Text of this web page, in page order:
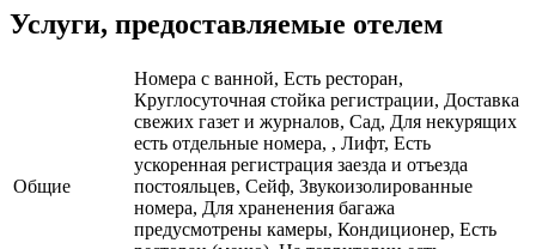
Услуги, предоставляемые отелем
Общие
Номера с ванной, Есть ресторан,
Круглосуточная стойка регистрации, Доставка
свежих газет и журналов, Сад, Для некурящих
есть отдельные номера, , Лифт, Есть
ускоренная регистрация заезда и отъезда
постояльцев, Сейф, Звукоизолированные
номера, Для храненения багажа
предусмотрены камеры, Кондиционер, Есть